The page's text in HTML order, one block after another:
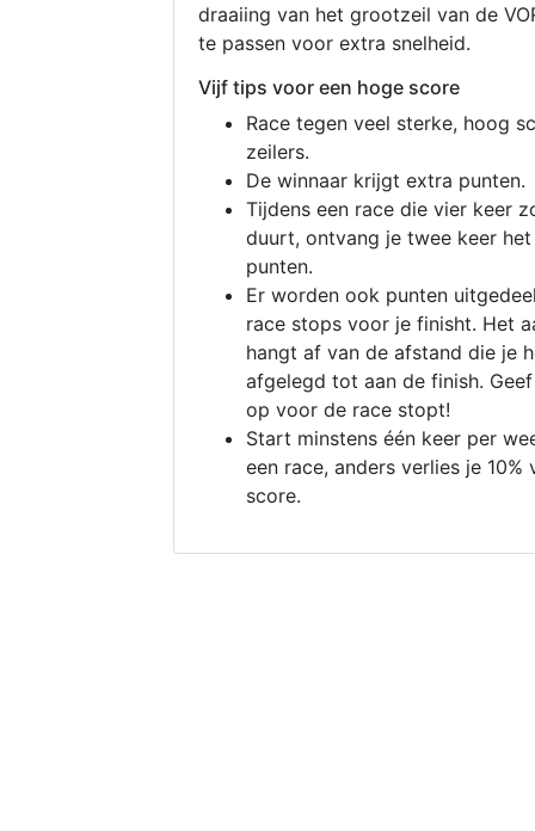
draaiing van het grootzeil van de
te passen voor extra snelheid.
Vijf tips voor een hoge score
Race tegen veel sterke, hoog
zeilers.
De winnaar krijgt extra punten.
Tijdens een race die vier keer
duurt, ontvang je twee keer
punten.
Er worden ook punten
race stops voor je finisht. Het
hangt af van de afstand die je
afgelegd tot aan de finish.
op voor de race stopt!
Start minstens één keer per
een race, anders verlies je 10%
score.